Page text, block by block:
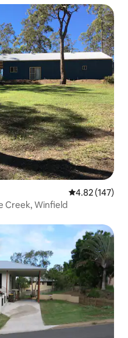
Calificación
4.82 (147)
Creek, Winfield